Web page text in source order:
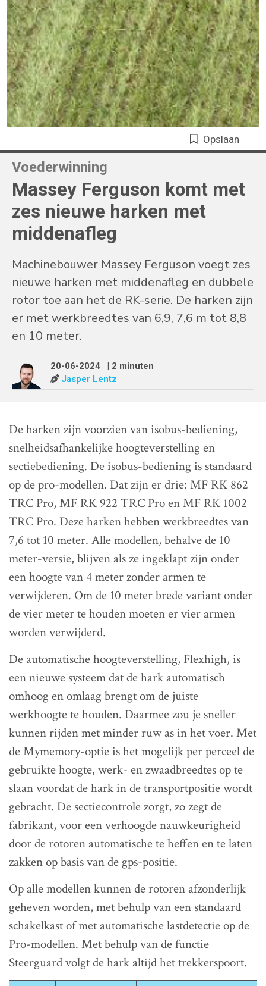
Opslaan
Voederwinning
Massey Ferguson komt met
zes nieuwe harken met
middenafleg
Machinebouwer Massey Ferguson voegt zes
nieuwe harken met middenafleg en dubbele
rotor toe aan het de RK-serie. De harken zijn
er met werkbreedtes van 6,9, 7,6 m tot 8,8
en 10 meter.
20-06-2024
| 2 minuten
Jasper Lentz
De harken zijn voorzien van isobus-bediening,
snelheidsafhankelijke hoogteverstelling en
sectiebediening. De isobus-bediening is standaard
op de pro-modellen. Dat zijn er drie: MF RK 862
TRC Pro, MF RK 922 TRC Pro en MF RK 1002
TRC Pro. Deze harken hebben werkbreedtes van
7,6 tot 10 meter. Alle modellen, behalve de 10
meter-versie, blijven als ze ingeklapt zijn onder
een hoogte van 4 meter zonder armen te
verwijderen. Om de 10 meter brede variant onder
de vier meter te houden moeten er vier armen
worden verwijderd.
De automatische hoogteverstelling, Flexhigh, is
een nieuwe systeem dat de hark automatisch
omhoog en omlaag brengt om de juiste
werkhoogte te houden. Daarmee zou je sneller
kunnen rijden met minder ruw as in het voer. Met
de Mymemory-optie is het mogelijk per perceel de
gebruikte hoogte, werk- en zwaadbreedtes op te
slaan voordat de hark in de transportpositie wordt
gebracht. De sectiecontrole zorgt, zo zegt de
fabrikant, voor een verhoogde nauwkeurigheid
door de rotoren automatische te heffen en te laten
zakken op basis van de gps-positie.
Op alle modellen kunnen de rotoren afzonderlijk
geheven worden, met behulp van een standaard
schakelkast of met automatische lastdetectie op de
Pro-modellen. Met behulp van de functie
Steerguard volgt de hark altijd het trekkerspoort.